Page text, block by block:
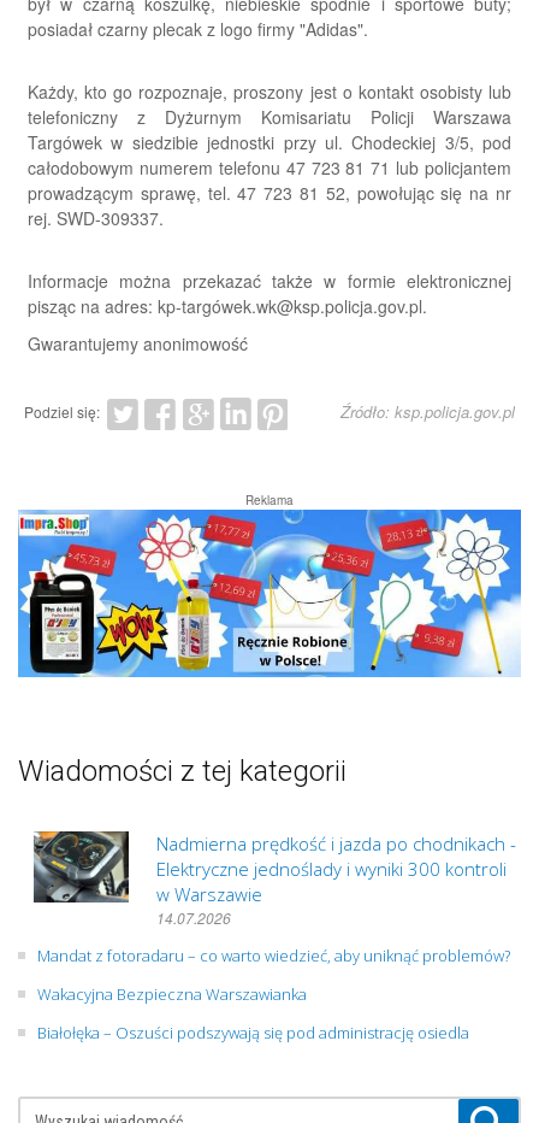
posiadał czarny plecak z logo firmy "Adidas".
Każdy, kto go rozpoznaje, proszony jest o kontakt osobisty lub
telefoniczny z Dyżurnym Komisariatu Policji Warszawa
Targówek w siedzibie jednostki przy ul. Chodeckiej 3/5, pod
całodobowym numerem telefonu 47 723 81 71 lub policjantem
prowadzącym sprawę, tel. 47 723 81 52, powołując się na nr
rej. SWD-309337.
Informacje można przekazać także w formie elektronicznej
pisząc na adres: kp-targówek.wk@ksp.policja.gov.pl.
Gwarantujemy anonimowość
Podziel się: Źródło: ksp.policja.gov.pl
Reklama
Wiadomości z tej kategorii
Nadmierna prędkość i jazda po chodnikach -
Elektryczne jednoślady i wyniki 300 kontroli
w Warszawie
14.07.2026
Mandat z fotoradaru – co warto wiedzieć, aby uniknąć problemów?
Wakacyjna Bezpieczna Warszawianka
Białołęka – Oszuści podszywają się pod administrację osiedla